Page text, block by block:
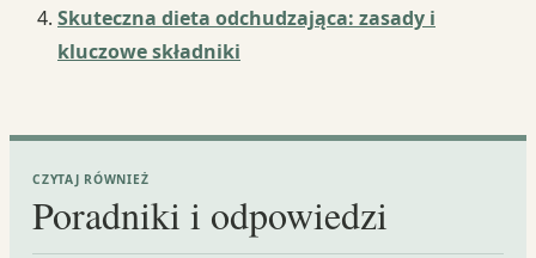
Skuteczna dieta odchudzająca: zasady i
kluczowe składniki
CZYTAJ RÓWNIEŻ
Poradniki i odpowiedzi